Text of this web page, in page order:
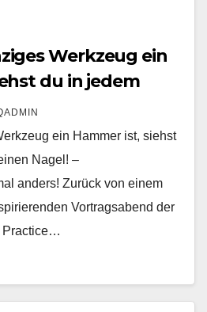
Werkzeug ein
du in jedem
–
mal anders!
ein Hammer ist, siehst
Nagel! –
anders! Zurück von einem
Vortragsabend der
Practice…